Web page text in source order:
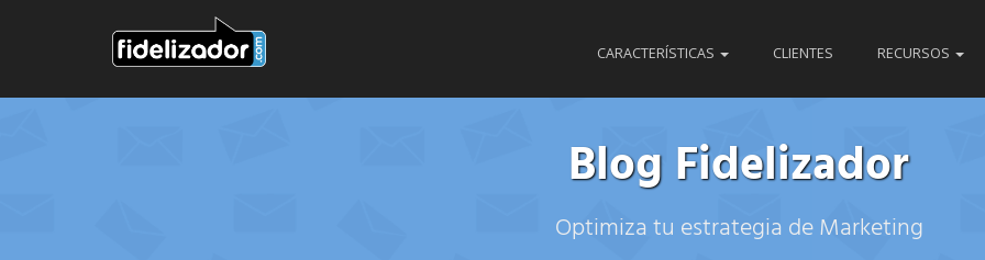
CARACTERÍSTICAS CLIENTES RECURSOS
Blog Fidelizador
Optimiza tu estrategia de Marketing